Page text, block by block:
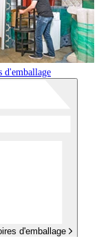
d'emballage
d'emballage